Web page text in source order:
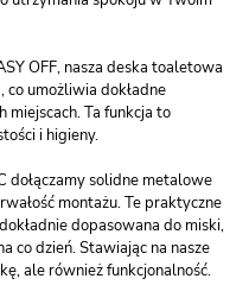
OFF, nasza deska toaletowa
co umożliwia dokładne
Ta funkcja to
i higieny.
dołączamy solidne metalowe
montażu. Te praktyczne
dopasowana do miski,
co dzień. Stawiając na nasze
ale również funkcjonalność.